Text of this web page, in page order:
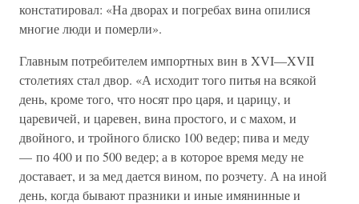
констатировал: «На дворах и погребах вина опилися
многие люди и померли».
Главным потребителем импортных вин в XVI—XVII
столетиях стал двор. «А исходит того питья на всякой
день, кроме того, что носят про царя, и царицу, и
царевичей, и царевен, вина простого, и с махом, и
двойного, и тройного блиско 100 ведер; пива и меду
— по 400 и по 500 ведер; а в которое время меду не
доставает, и за мед дается вином, по розчету. А на иной
день, когда бывают празники и иные имянинные и